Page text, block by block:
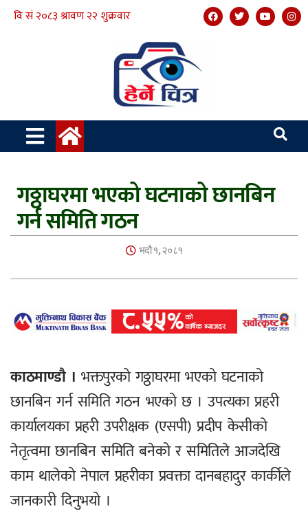
गठ्ठाघरमा भएको घटनाको छानबिन
गर्न समिति गठन
भदौ १, २०८१
काठमाण्डौ । भक्तपुरको गठ्ठाघरमा भएको घटनाको
छानबिन गर्न समिति गठन भएको छ । उपत्यका प्रहरी
कार्यालयका प्रहरी उपरीक्षक (एसपी) प्रदीप केसीको
नेतृत्वमा छानबिन समिति बनेको र समितिले आजदेखि
काम थालेको नेपाल प्रहरीका प्रवक्ता दानबहादुर कार्कीले
जानकारी दिनुभयो ।